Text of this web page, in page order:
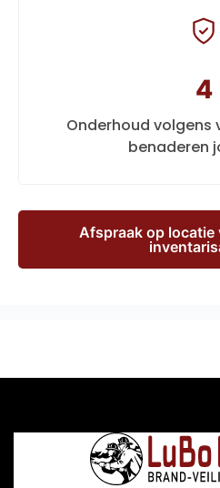
4
Onderhoud volgens
benaderen
Afspraak op locatie